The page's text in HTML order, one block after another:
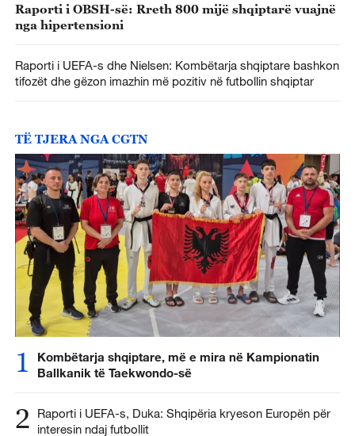
Raporti i OBSH-së: Rreth 800 mijë shqiptarë vuajnë
nga hipertensioni
Raporti i UEFA-s dhe Nielsen: Kombëtarja shqiptare bashkon
tifozët dhe gëzon imazhin më pozitiv në futbollin shqiptar
TË TJERA NGA CGTN
1
Kombëtarja shqiptare, më e mira në Kampionatin
Ballkanik të Taekwondo-së
2
Raporti i UEFA-s, Duka: Shqipëria kryeson Europën për
interesin ndaj futbollit